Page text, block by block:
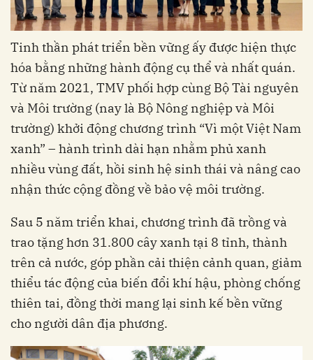
Tinh thần phát triển bền vững ấy được hiện thực
hóa bằng những hành động cụ thể và nhất quán.
Từ năm 2021, TMV phối hợp cùng Bộ Tài nguyên
và Môi trường (nay là Bộ Nông nghiệp và Môi
trường) khởi động chương trình “Vì một Việt Nam
xanh” – hành trình dài hạn nhằm phủ xanh
nhiều vùng đất, hồi sinh hệ sinh thái và nâng cao
nhận thức cộng đồng về bảo vệ môi trường.
Sau 5 năm triển khai, chương trình đã trồng và
trao tặng hơn 31.800 cây xanh tại 8 tỉnh, thành
trên cả nước, góp phần cải thiện cảnh quan, giảm
thiểu tác động của biến đổi khí hậu, phòng chống
thiên tai, đồng thời mang lại sinh kế bền vững
cho người dân địa phương.